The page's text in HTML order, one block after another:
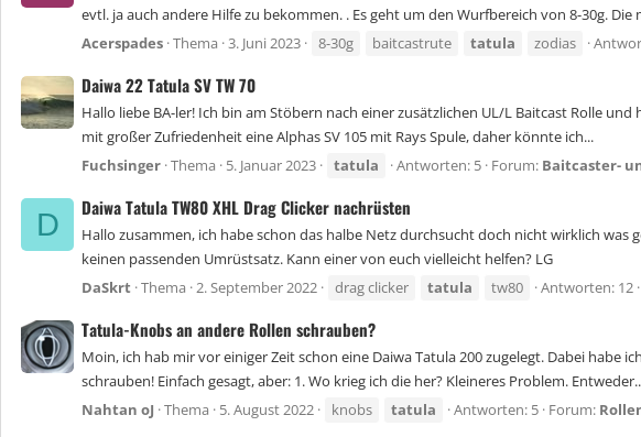
evtl. ja auch andere Hilfe zu bekommen. . Es geht um den Wurfbereich von 8-30g. Die
Acerspades Thema 3. Juni 2023 8-30g baitcastrute tatula zodias
Daiwa 22 Tatula SV TW 70
Hallo liebe BA-ler! Ich bin am Stöbern nach einer zusätzlichen UL/L Baitcast Rolle
mit großer Zufriedenheit eine Alphas SV 105 mit Rays Spule, daher könnte ich...
Fuchsinger Thema 5. Januar 2023 tatula Antworten: 5 Forum: Baitcaster-
D
Daiwa Tatula TW80 XHL Drag Clicker nachrüsten
Hallo zusammen, ich habe schon das halbe Netz durchsucht doch nicht wirklich was
keinen passenden Umrüstsatz. Kann einer von euch vielleicht helfen? LG
DaSkrt Thema 2. September 2022 drag clicker tatula tw80 Antworten: 12
Tatula-Knobs an andere Rollen schrauben?
Moin, ich hab mir vor einiger Zeit schon eine Daiwa Tatula 200 zugelegt. Dabei habe
schrauben! Einfach gesagt, aber: 1. Wo krieg ich die her? Kleineres Problem.
Nahtan oJ Thema 5. August 2022 knobs tatula Antworten: 5 Forum: